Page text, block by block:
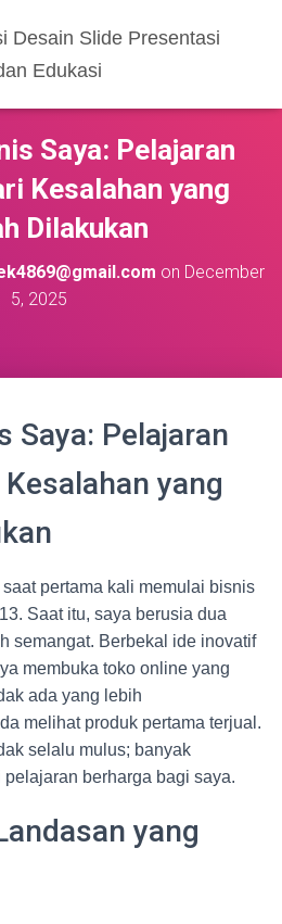
Desain Slide Presentasi
Edukasi
Saya: Pelajaran
Kesalahan yang
Dilakukan
on December
5, 2025
Saya: Pelajaran
yang
pertama kali memulai bisnis
Saat itu, saya berusia dua
semangat. Berbekal ide inovatif
membuka toko online yang
ada yang lebih
melihat produk pertama terjual.
selalu mulus; banyak
berharga bagi saya.
yang